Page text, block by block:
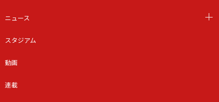
ニュース
スタジアム
動画
連載